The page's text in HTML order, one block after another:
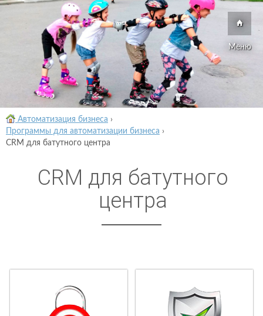
Меню
Автоматизация бизнеса ›
Программы для автоматизации бизнеса ›
CRM для батутного центра
CRM для батутного
центра